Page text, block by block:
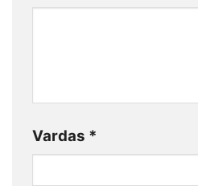
Vardas *